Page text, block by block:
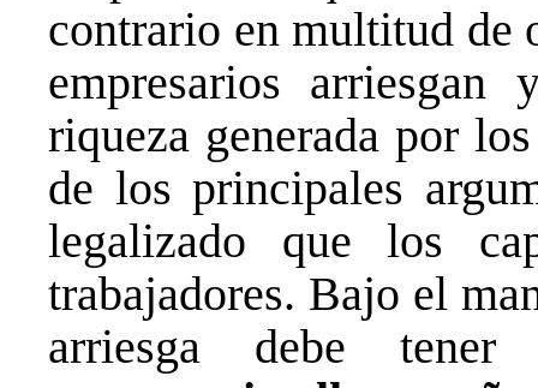
contrario en multitud de
empresarios
riqueza generada por
de los principales
legalizado que los
trabajadores. Bajo el
arriesga debe